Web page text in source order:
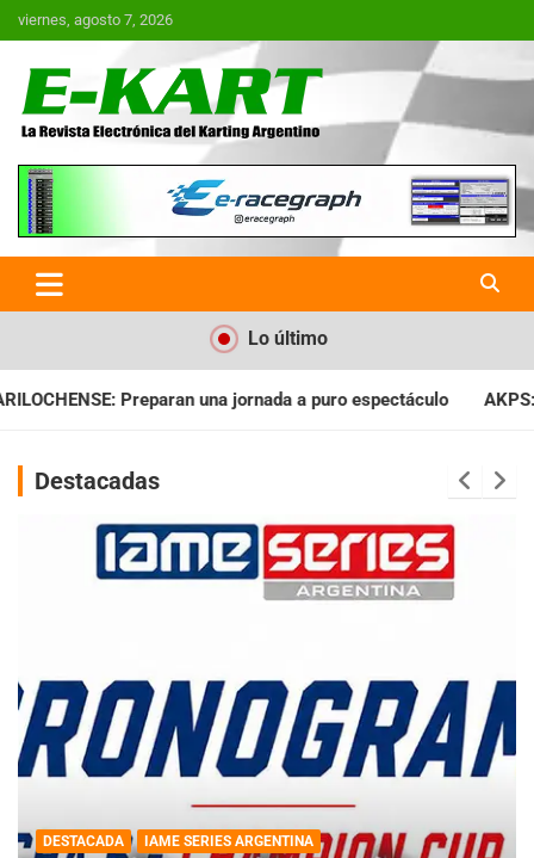
Saltar
al
viernes, agosto 7, 2026
E-Kart.com.ar | La Revista
Electrónica del Karting en
Argentina
Lo último
espectáculo AKPS: Intervino la IGJ y oficializó el
Destacadas
DESTACADA IAME SERIES ARGENTINA